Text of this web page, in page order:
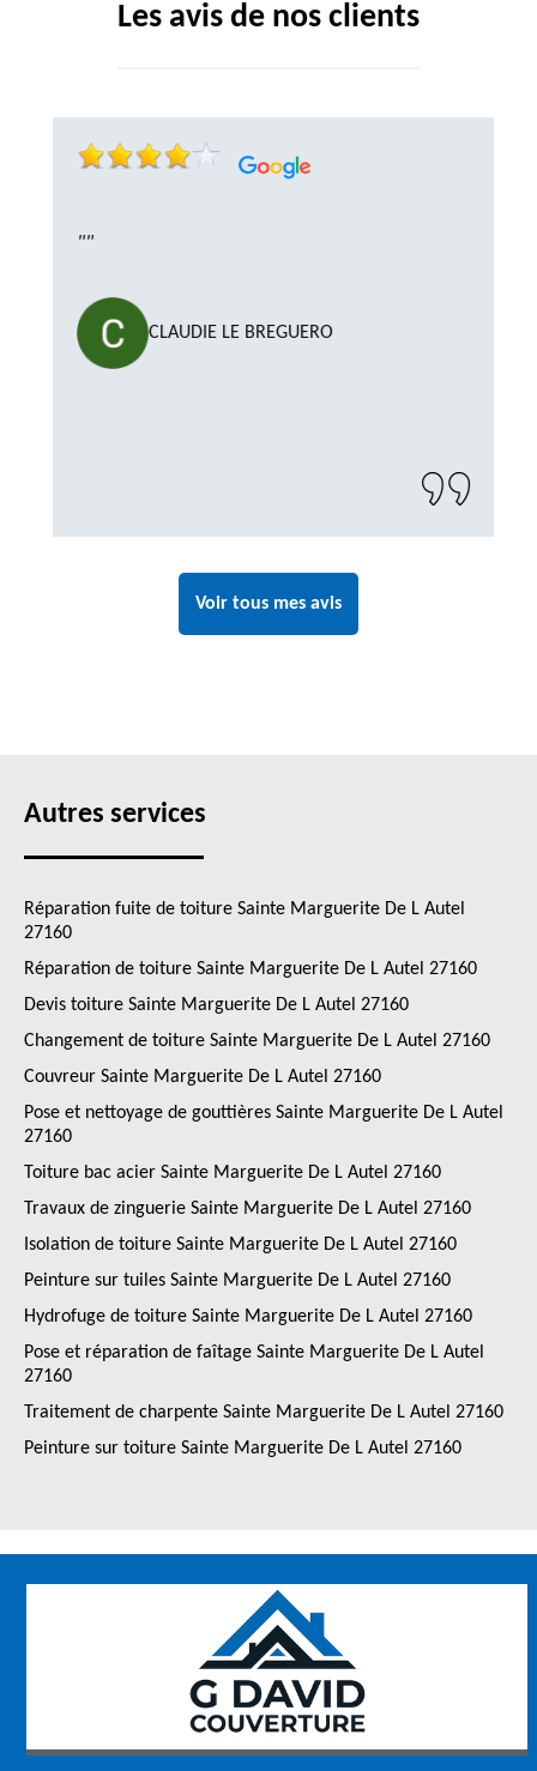
Les avis de nos clients
""
CLAUDIE LE BREGUERO
Voir tous mes avis
Autres services
Réparation fuite de toiture Sainte Marguerite De L Autel
27160
Réparation de toiture Sainte Marguerite De L Autel 27160
Devis toiture Sainte Marguerite De L Autel 27160
Changement de toiture Sainte Marguerite De L Autel 27160
Couvreur Sainte Marguerite De L Autel 27160
Pose et nettoyage de gouttières Sainte Marguerite De L Autel
27160
Toiture bac acier Sainte Marguerite De L Autel 27160
Travaux de zinguerie Sainte Marguerite De L Autel 27160
Isolation de toiture Sainte Marguerite De L Autel 27160
Peinture sur tuiles Sainte Marguerite De L Autel 27160
Hydrofuge de toiture Sainte Marguerite De L Autel 27160
Pose et réparation de faîtage Sainte Marguerite De L Autel
27160
Traitement de charpente Sainte Marguerite De L Autel 27160
Peinture sur toiture Sainte Marguerite De L Autel 27160